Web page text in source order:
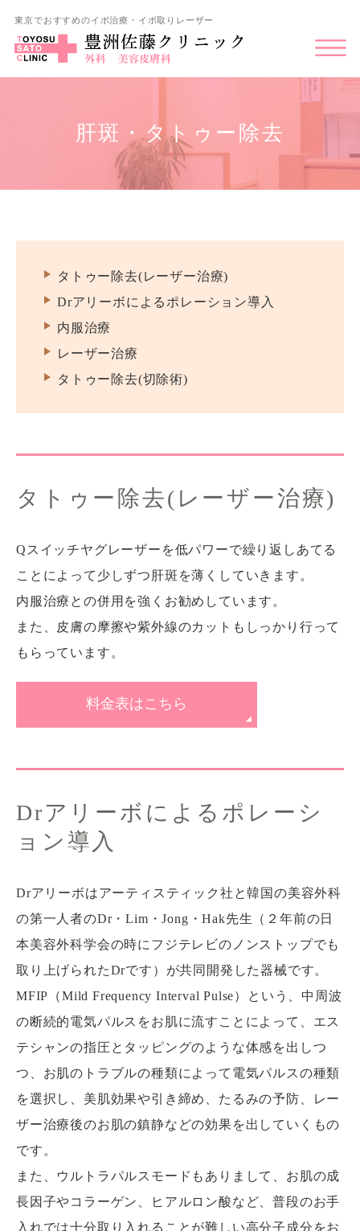
東京でおすすめのイボ治療・イボ取りレーザー
肝斑・タトゥー除去
タトゥー除去(レーザー治療)
Drアリーボによるポレーション導入
内服治療
レーザー治療
タトゥー除去(切除術)
タトゥー除去(レーザー治療)
Qスイッチヤグレーザーを低パワーで繰り返しあてる
ことによって少しずつ肝斑を薄くしていきます。
内服治療との併用を強くお勧めしています。
また、皮膚の摩擦や紫外線のカットもしっかり行って
もらっています。
料金表はこちら
Drアリーボによるポレーシ
ョン導入
Drアリーボはアーティスティック社と韓国の美容外科
の第一人者のDr・Lim・Jong・Hak先生（２年前の日
本美容外科学会の時にフジテレビのノンストップでも
取り上げられたDrです）が共同開発した器械です。
MFIP（Mild Frequency Interval Pulse）という、中周波
の断続的電気パルスをお肌に流すことによって、エス
テシャンの指圧とタッピングのような体感を出しつ
つ、お肌のトラブルの種類によって電気パルスの種類
を選択し、美肌効果や引き締め、たるみの予防、レー
ザー治療後のお肌の鎮静などの効果を出していくもの
です。
また、ウルトラパルスモードもありまして、お肌の成
長因子やコラーゲン、ヒアルロン酸など、普段のお手
入れでは十分取り入れることが難しい高分子成分をお